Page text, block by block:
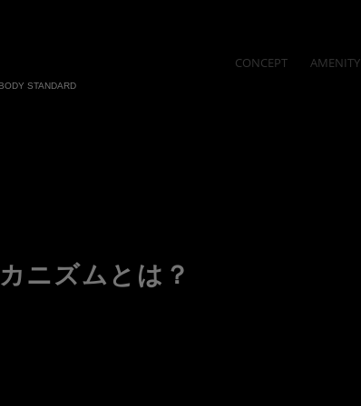
STANDARD
CONCEPT AMENITY
ニズムとは？